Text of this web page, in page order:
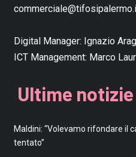
Digital Manager: Ignazio
ICT Management: Marco
Ultime notizie
Maldini: “Volevamo rifondare il
tentato”